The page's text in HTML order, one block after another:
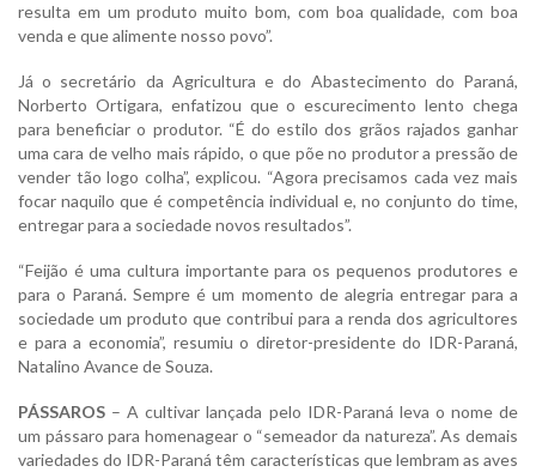
resulta em um produto muito bom, com boa qualidade, com boa
venda e que alimente nosso povo”.
Já o secretário da Agricultura e do Abastecimento do Paraná,
Norberto Ortigara, enfatizou que o escurecimento lento chega
para beneficiar o produtor. “É do estilo dos grãos rajados ganhar
uma cara de velho mais rápido, o que põe no produtor a pressão de
vender tão logo colha”, explicou. “Agora precisamos cada vez mais
focar naquilo que é competência individual e, no conjunto do time,
entregar para a sociedade novos resultados”.
“Feijão é uma cultura importante para os pequenos produtores e
para o Paraná. Sempre é um momento de alegria entregar para a
sociedade um produto que contribui para a renda dos agricultores
e para a economia”, resumiu o diretor-presidente do IDR-Paraná,
Natalino Avance de Souza.
PÁSSAROS – A cultivar lançada pelo IDR-Paraná leva o nome de
um pássaro para homenagear o “semeador da natureza”. As demais
variedades do IDR-Paraná têm características que lembram as aves